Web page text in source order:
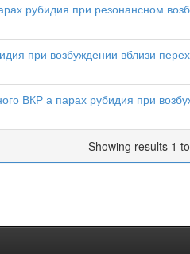
рубидия при резонансном
при возбуждении вблизи
ВКР а парах рубидия при
Showing results 1